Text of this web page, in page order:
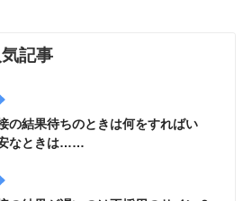
記事
の結果待ちのときは何をすればい
なときは……